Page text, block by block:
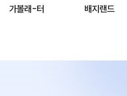
가볼래-터 배지랜드